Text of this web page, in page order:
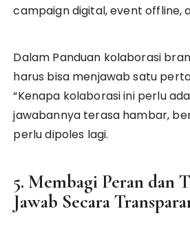
campaign digital, event offline,
Dalam Panduan kolaborasi
harus bisa menjawab satu
“Kenapa kolaborasi ini perlu
jawabannya terasa hambar,
perlu dipoles lagi.
5. Membagi Peran dan
Jawab Secara